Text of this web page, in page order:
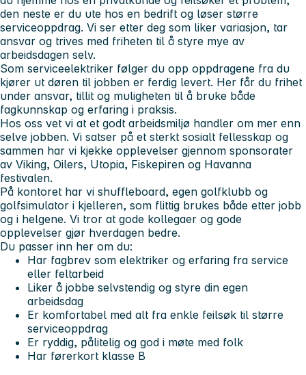
den neste er du ute hos en bedrift og løser større
serviceoppdrag. Vi ser etter deg som liker variasjon, tar
ansvar og trives med friheten til å styre mye av
arbeidsdagen selv.
Som serviceelektriker følger du opp oppdragene fra du
kjører ut døren til jobben er ferdig levert. Her får du frihet
under ansvar, tillit og muligheten til å bruke både
fagkunnskap og erfaring i praksis.
Hos oss vet vi at et godt arbeidsmiljø handler om mer enn
selve jobben. Vi satser på et sterkt sosialt fellesskap og
sammen har vi kjekke opplevelser gjennom sponsorater
av Viking, Oilers, Utopia, Fiskepiren og Havanna
festivalen.
På kontoret har vi shuffleboard, egen golfklubb og
golfsimulator i kjelleren, som flittig brukes både etter jobb
og i helgene. Vi tror at gode kollegaer og gode
opplevelser gjør hverdagen bedre.
Du passer inn her om du:
Har fagbrev som elektriker og erfaring fra service
eller feltarbeid
Liker å jobbe selvstendig og styre din egen
arbeidsdag
Er komfortabel med alt fra enkle feilsøk til større
serviceoppdrag
Er ryddig, pålitelig og god i møte med folk
Har førerkort klasse B